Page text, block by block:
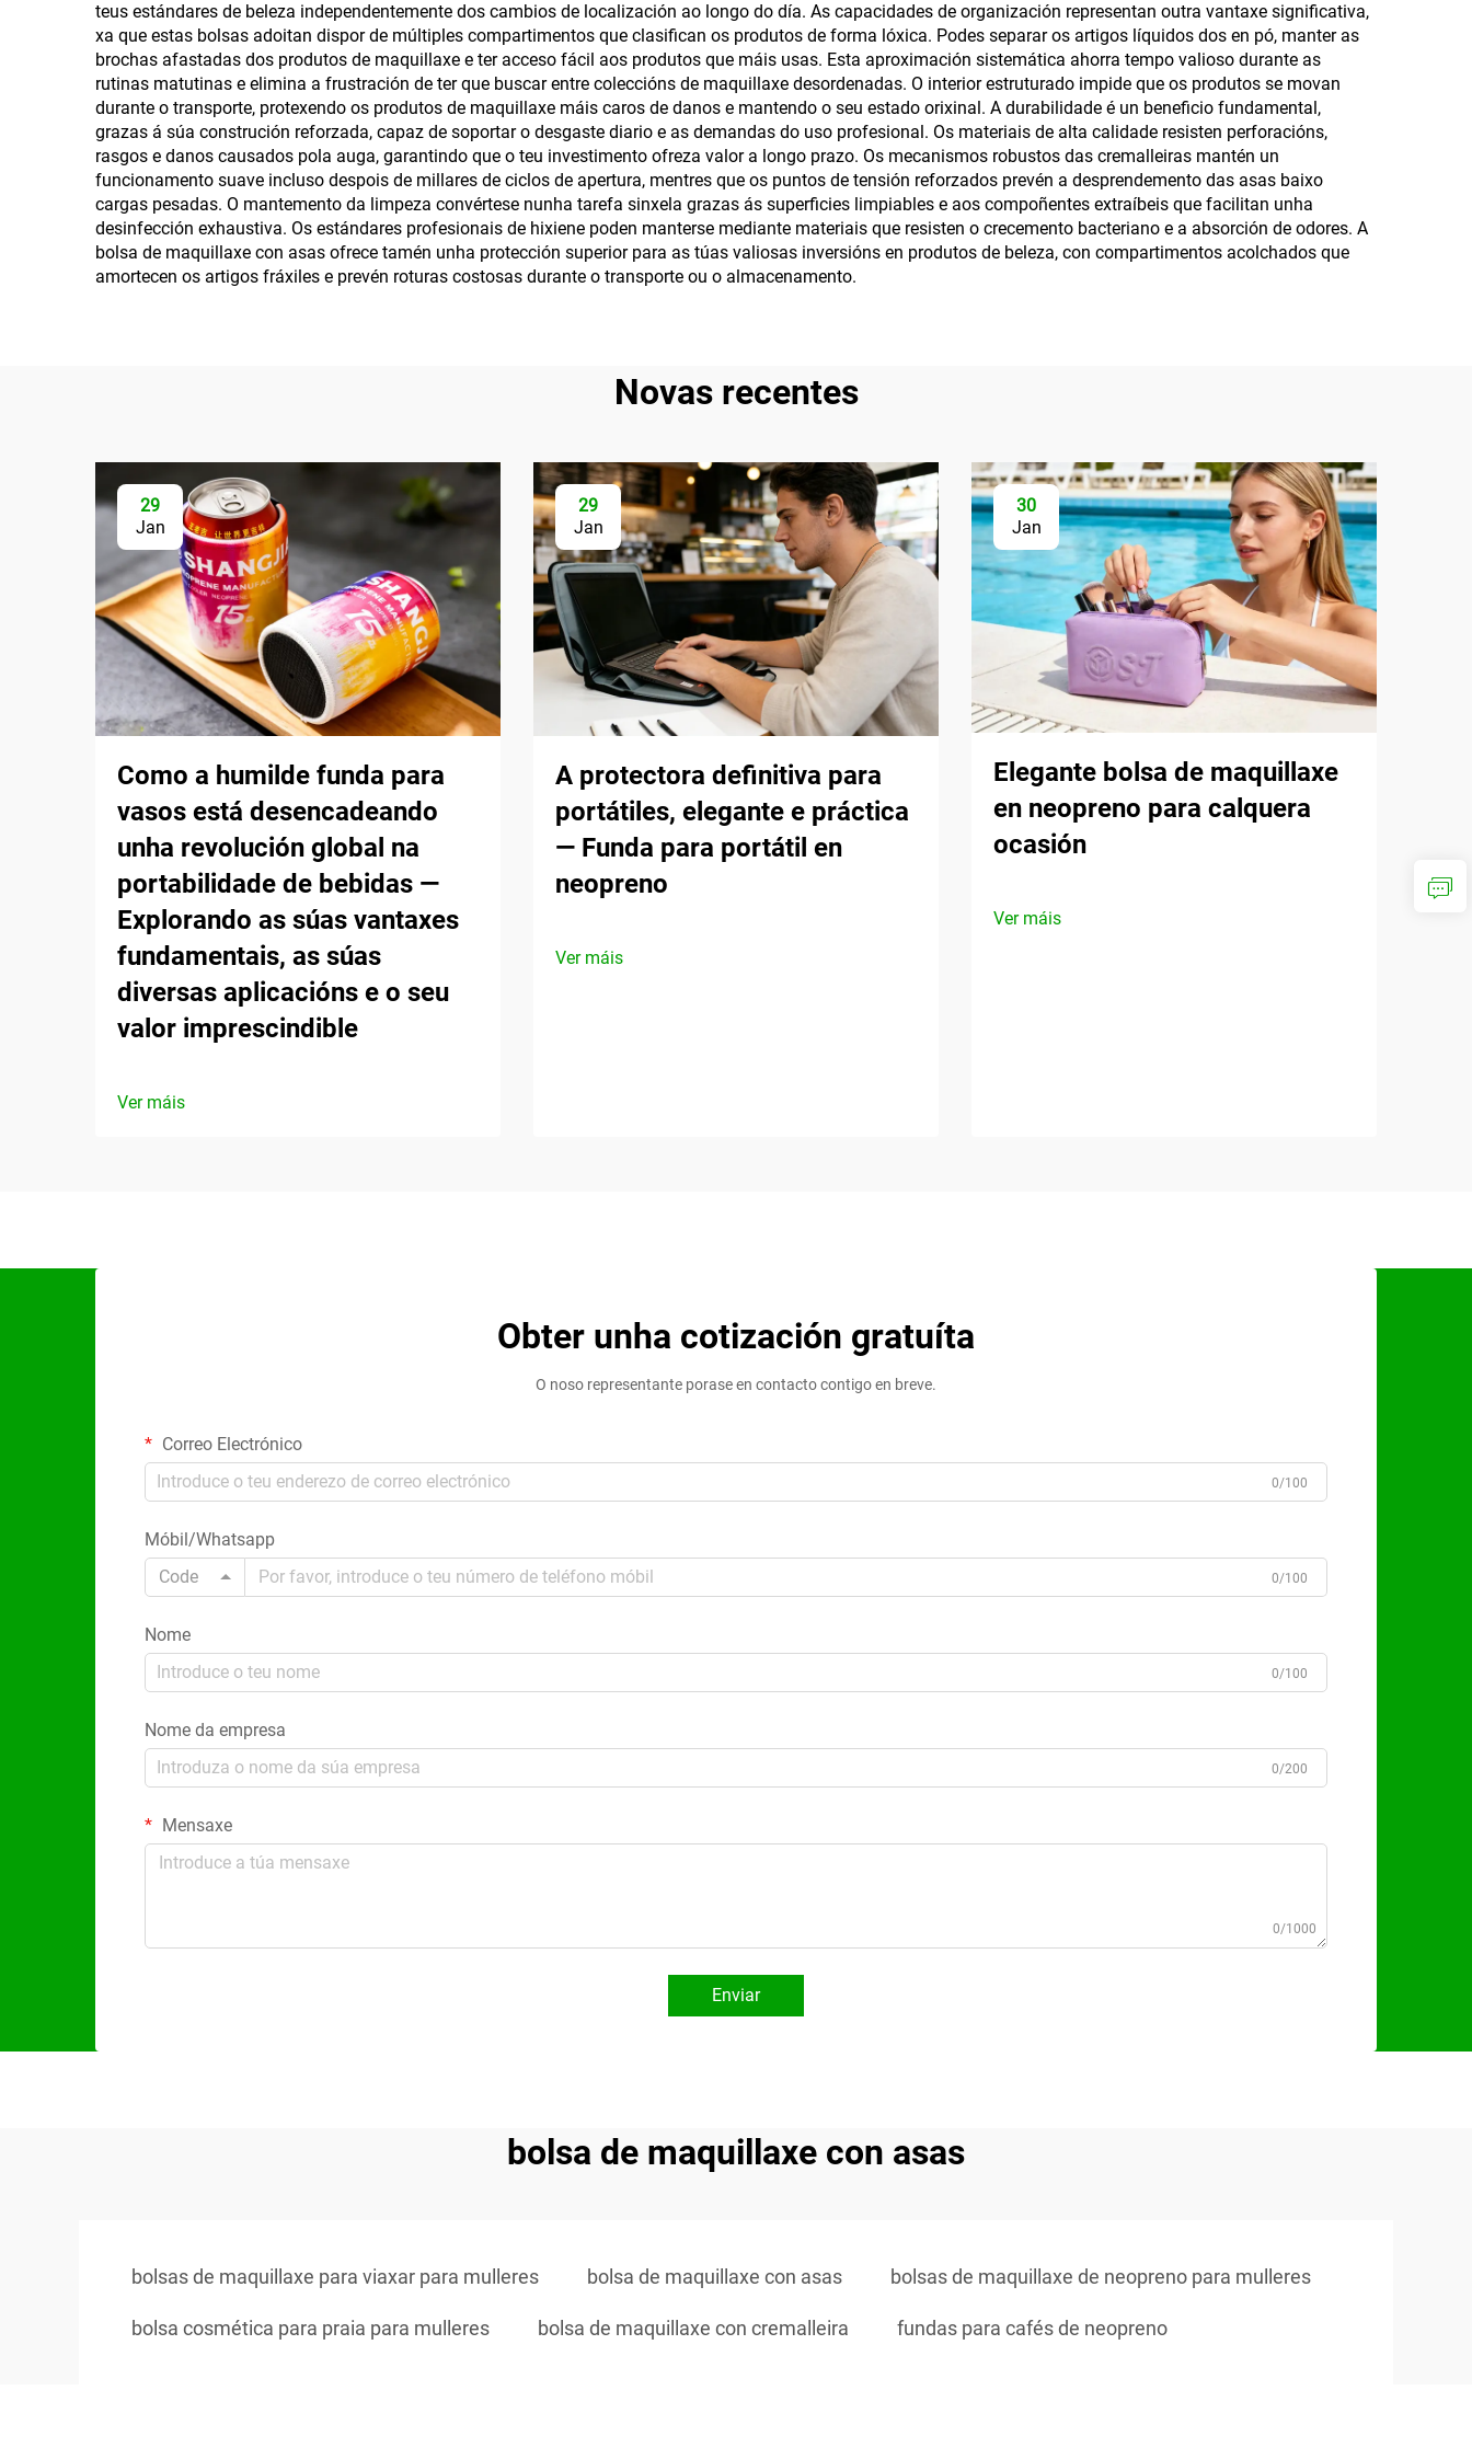
impermeable
para latas de cerveza,
fundas refrescantes de
golpe (slap wrap
coozies)
teus estándares de beleza independentemente dos cambios de localización ao longo do día. As capacidades de organización representan outra vantaxe significativa,
xa que estas bolsas adoitan dispor de múltiples compartimentos que clasifican os produtos de forma lóxica. Podes separar os artigos líquidos dos en pó, manter as
brochas afastadas dos produtos de maquillaxe e ter acceso fácil aos produtos que máis usas. Esta aproximación sistemática ahorra tempo valioso durante as
rutinas matutinas e elimina a frustración de ter que buscar entre coleccións de maquillaxe desordenadas. O interior estruturado impide que os produtos se movan
durante o transporte, protexendo os produtos de maquillaxe máis caros de danos e mantendo o seu estado orixinal. A durabilidade é un beneficio fundamental,
grazas á súa construción reforzada, capaz de soportar o desgaste diario e as demandas do uso profesional. Os materiais de alta calidade resisten perforacións,
rasgos e danos causados pola auga, garantindo que o teu investimento ofreza valor a longo prazo. Os mecanismos robustos das cremalleiras mantén un
funcionamento suave incluso despois de millares de ciclos de apertura, mentres que os puntos de tensión reforzados prevén a desprendemento das asas baixo
cargas pesadas. O mantemento da limpeza convértese nunha tarefa sinxela grazas ás superficies limpiables e aos compoñentes extraíbeis que facilitan unha
desinfección exhaustiva. Os estándares profesionais de hixiene poden manterse mediante materiais que resisten o crecemento bacteriano e a absorción de odores. A
bolsa de maquillaxe con asas ofrece tamén unha protección superior para as túas valiosas inversións en produtos de beleza, con compartimentos acolchados que
amortecen os artigos fráxiles e prevén roturas costosas durante o transporte ou o almacenamento.
Novas recentes
29
Jan
Como a humilde funda para
vasos está desencadeando
unha revolución global na
portabilidade de bebidas —
Explorando as súas vantaxes
fundamentais, as súas
diversas aplicacións e o seu
valor imprescindible
Ver máis
29
Jan
A protectora definitiva para
portátiles, elegante e práctica
— Funda para portátil en
neopreno
Ver máis
30
Jan
Elegante bolsa de maquillaxe
en neopreno para calquera
ocasión
Ver máis
Obter unha cotización gratuíta
O noso representante porase en contacto contigo en breve.
Correo Electrónico
0/100
Móbil/Whatsapp
Code
0/100
Nome
0/100
Nome da empresa
0/200
Mensaxe
0/1000
Enviar
bolsa de maquillaxe con asas
bolsas de maquillaxe para viaxar para mulleres bolsa de maquillaxe con asas bolsas de maquillaxe de neopreno para mulleres
bolsa cosmética para praia para mulleres bolsa de maquillaxe con cremalleira fundas para cafés de neopreno